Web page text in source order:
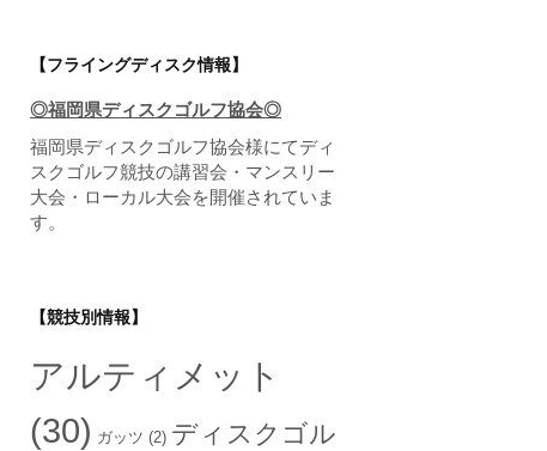
【フライングディスク情報】
◎福岡県ディスクゴルフ協会◎
福岡県ディスクゴルフ協会様にてディ
スクゴルフ競技の講習会・マンスリー
大会・ローカル大会を開催されていま
す。
【競技別情報】
アルティメット
(30) ガッツ (2) ディスクゴル